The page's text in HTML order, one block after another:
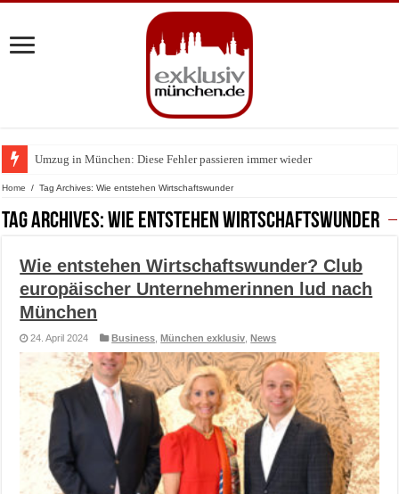
Umzug in München: Diese Fehler passieren immer wieder
Zu Gast im Fränk’ness: Sternekoch Alexander Herrmann lädt krebskranke
Home / Tag Archives: Wie entstehen Wirtschaftswunder
Tag Archives:Wie entstehen Wirtschaftswunder
Wie entstehen Wirtschaftswunder? Club
europäischer Unternehmerinnen lud nach
München
24. April 2024 Business ,München exklusiv ,News